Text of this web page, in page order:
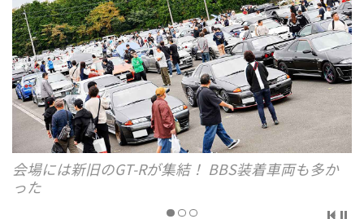
会場には新旧のGT-Rが集結！ BBS装着車両も多か
った